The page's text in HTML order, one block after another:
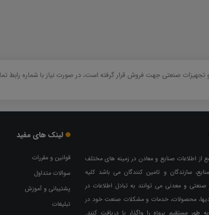
تجهیزات صنعتی جهت فروش قرار گرفته است، در صورت نیاز با شماره رابط
از اطلاعات صنایع و معادن در زمینه های مختلف
سازندگان و تامین کنندگان می باشد کلیه
و معدنی می توانند به تبادل اطلاعات در
محصولات، خدمات و مشکلات صنعت خود در
طور مستقیم پروژه را واگذار یا دریافت کنند.
لینک های مفید
قوانین و مقررات
سوالات متداول
پشتیبانی و آموزش
تبلیغات